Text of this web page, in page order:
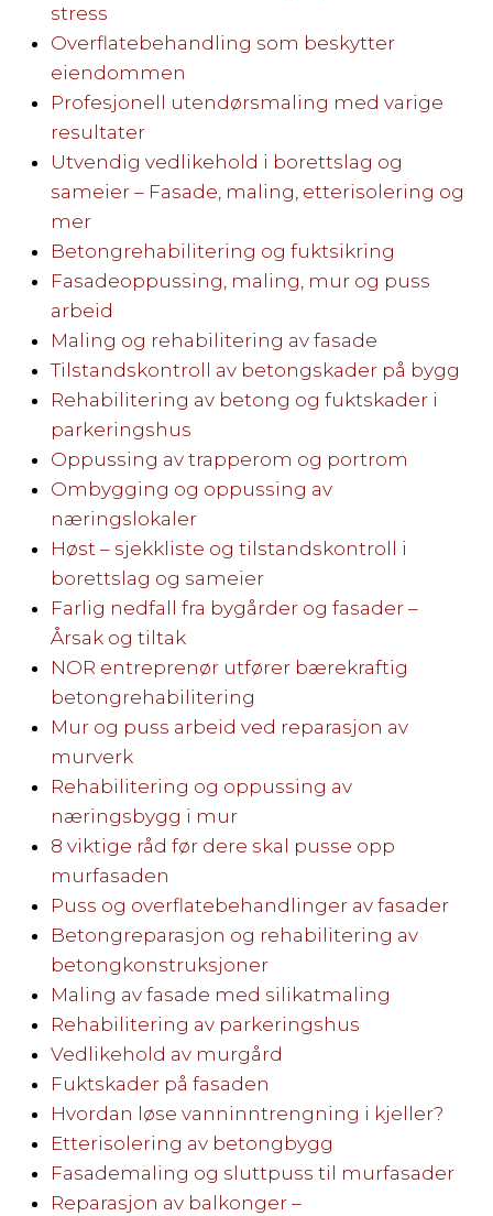
stress
Overflatebehandling som beskytter
eiendommen
Profesjonell utendørsmaling med varige
resultater
Utvendig vedlikehold i borettslag og
sameier – Fasade, maling, etterisolering og
mer
Betongrehabilitering og fuktsikring
Fasadeoppussing, maling, mur og puss
arbeid
Maling og rehabilitering av fasade
Tilstandskontroll av betongskader på bygg
Rehabilitering av betong og fuktskader i
parkeringshus
Oppussing av trapperom og portrom
Ombygging og oppussing av
næringslokaler
Høst – sjekkliste og tilstandskontroll i
borettslag og sameier
Farlig nedfall fra bygårder og fasader –
Årsak og tiltak
NOR entreprenør utfører bærekraftig
betongrehabilitering
Mur og puss arbeid ved reparasjon av
murverk
Rehabilitering og oppussing av
næringsbygg i mur
8 viktige råd før dere skal pusse opp
murfasaden
Puss og overflatebehandlinger av fasader
Betongreparasjon og rehabilitering av
betongkonstruksjoner
Maling av fasade med silikatmaling
Rehabilitering av parkeringshus
Vedlikehold av murgård
Fuktskader på fasaden
Hvordan løse vanninntrengning i kjeller?
Etterisolering av betongbygg
Fasademaling og sluttpuss til murfasader
Reparasjon av balkonger –